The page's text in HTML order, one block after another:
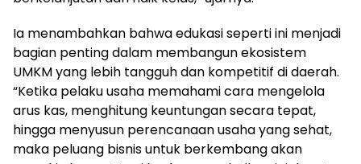
Ia menambahkan bahwa edukasi seperti ini menjadi
bagian penting dalam membangun ekosistem
UMKM yang lebih tangguh dan kompetitif di daerah.
“Ketika pelaku usaha memahami cara mengelola
arus kas, menghitung keuntungan secara tepat,
hingga menyusun perencanaan usaha yang sehat,
maka peluang bisnis untuk berkembang akan